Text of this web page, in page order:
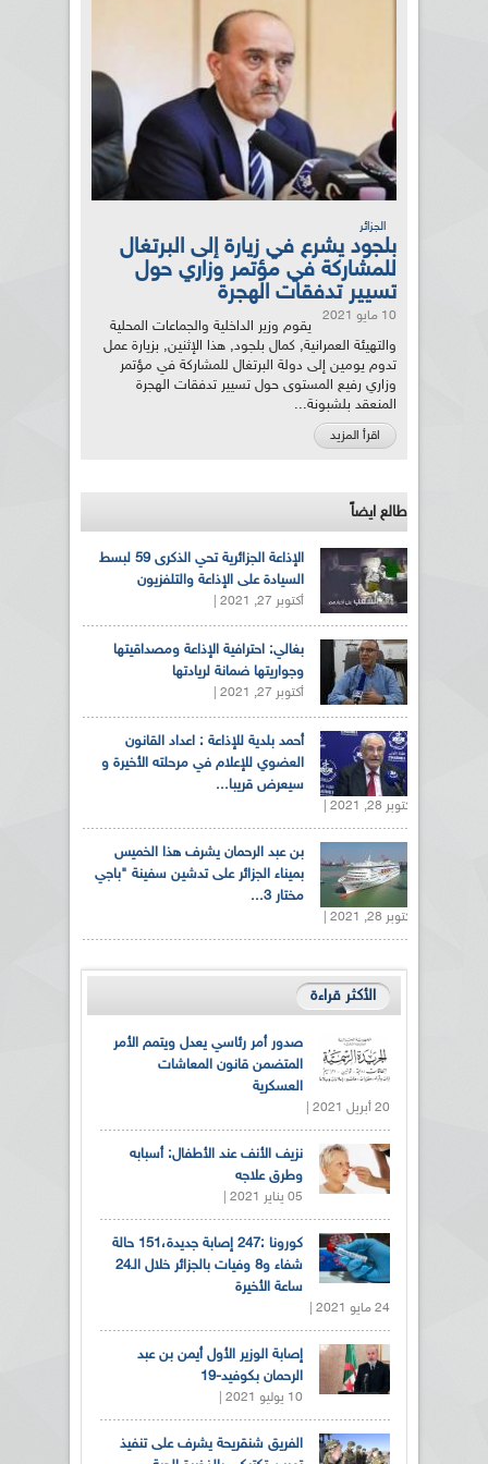
الجزائر
بلجود يشرع في زيارة إلى البرتغال
للمشاركة في مؤتمر وزاري حول
تسيير تدفقات الهجرة
10 مايو 2021
يقوم وزير الداخلية والجماعات المحلية
والتهيئة العمرانية, كمال بلجود, هذا الإثنين, بزيارة عمل
تدوم يومين إلى دولة البرتغال للمشاركة في مؤتمر
وزاري رفيع المستوى حول تسيير تدفقات الهجرة
المنعقد بلشبونة...
اقرأ المزيد
طالع ايضاً
الإذاعة الجزائرية تحي الذكرى 59 لبسط
السيادة على الإذاعة والتلفزيون
أكتوبر 27, 2021 |
بغالي: احترافية الإذاعة ومصداقيتها
وجواريتها ضمانة لريادتها
أكتوبر 27, 2021 |
أحمد بلدية للإذاعة : اعداد القانون
العضوي للإعلام في مرحلته الأخيرة و
سيعرض قريبا...
أكتوبر 28, 2021 |
بن عبد الرحمان يشرف هذا الخميس
بميناء الجزائر على تدشين سفينة "باجي
مختار 3...
أكتوبر 28, 2021 |
الأكثر قراءة
صدور أمر رئاسي يعدل ويتمم الأمر
المتضمن قانون المعاشات
العسكرية
20 أبريل 2021 |
نزيف الأنف عند الأطفال: أسبابه
وطرق علاجه
05 يناير 2021 |
كورونا :247 إصابة جديدة،151 حالة
شفاء و8 وفيات بالجزائر خلال الـ24
ساعة الأخيرة
24 مايو 2021 |
إصابة الوزير الأول أيمن بن عبد
الرحمان بكوفيد-19
10 يوليو 2021 |
الفريق شنقريحة يشرف على تنفيذ